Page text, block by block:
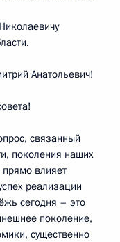
Анатольевич!
связанный
поколения наших
прямо влияет
реализации
сегодня – это
поколение,
существенно